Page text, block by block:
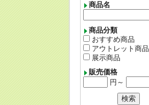
商品名
商品分類
おすすめ商品
アウトレット商品
展示商品
販売価格
円～